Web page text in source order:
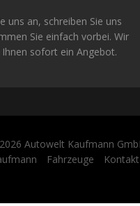
uns an, schreiben Sie uns
Sie einfach vorbei. Wir
sofort ein Angebot.
Autowelt Kaufmann
Fahrzeuge Kontakt